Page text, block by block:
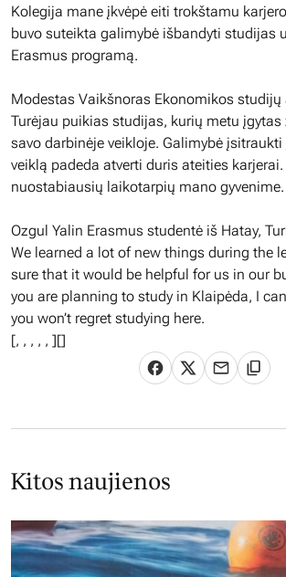
Kolegija mane įkvėpė eiti trokštamu
buvo suteikta galimybė išbandyti studijas
Erasmus programą.
Modestas Vaikšnoras Ekonomikos studijų
Turėjau puikias studijas, kurių metu
savo darbinėje veikloje. Galimybė
veiklą padeda atverti duris ateities karjerai.
nuostabiausių laikotarpių mano gyvenime.
Ozgul Yalin Erasmus studentė iš Hatay,
We learned a lot of new things during the
sure that it would be helpful for us in our
you are planning to study in Klaipėda, I
you won’t regret studying here.
[, , , , , ][]
Kitos naujienos